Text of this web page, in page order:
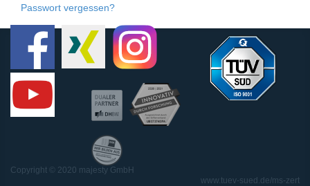
Passwort vergessen?
Copyright © 2020 majesty GmbH
www.tuev-sued.de/ms-zert